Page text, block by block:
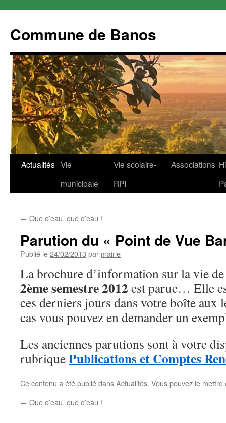
Commune de Banos
Aller
Actualités Vie
municipale
Vie scolaire-
RPI
Associations
← Que d’eau, que d’eau !
Parution du « Point de Vue
Publié le24/02/2013 par mairie
La brochure d’information sur la vie
2ème semestre 2012 est parue… Elle
ces derniers jours dans votre boîte aux
cas vous pouvez en demander un
Les anciennes parutions sont à votre
rubriquePublications et Comptes
Ce contenu a été publié dansActualités. Vous pouvez le
← Que d’eau, que d’eau !